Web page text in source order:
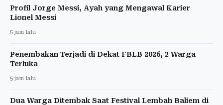
Profil Jorge Messi, Ayah yang Mengawal Karier
Lionel Messi
5 jam lalu
Penembakan Terjadi di Dekat FBLB 2026, 2 Warga
Terluka
5 jam lalu
Dua Warga Ditembak Saat Festival Lembah Baliem di